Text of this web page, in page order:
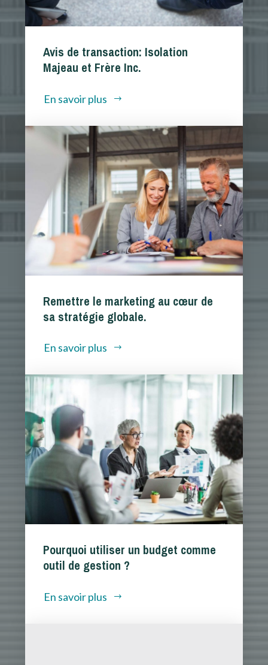
Avis de transaction: Isolation
Majeau et Frère Inc.
En savoir plus
Remettre le marketing au cœur de
sa stratégie globale.
En savoir plus
Pourquoi utiliser un budget comme
outil de gestion ?
En savoir plus